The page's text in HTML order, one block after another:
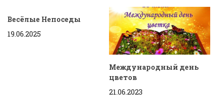
Весёлые Непоседы
19.06.2025
Международный день
цветов
21.06.2023